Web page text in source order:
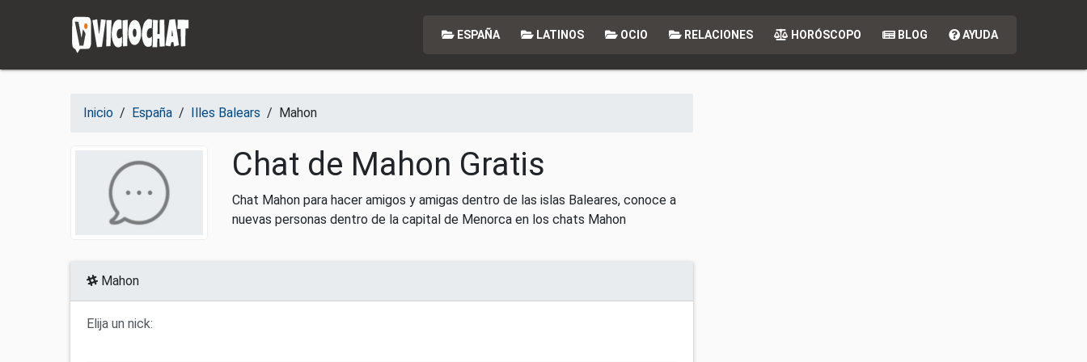
ESPAÑA LATINOS OCIO RELACIONES HORÓSCOPO BLOG AYUDA
Inicio / España / Illes Balears / Mahon
Chat de Mahon Gratis
Chat Mahon para hacer amigos y amigas dentro de las islas Baleares, conoce a
nuevas personas dentro de la capital de Menorca en los chats Mahon
Mahon
Elija un nick: